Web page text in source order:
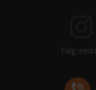
Samlet antal gear
Følg